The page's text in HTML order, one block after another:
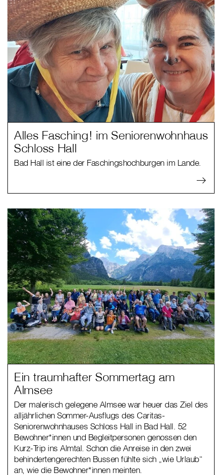
Alles Fasching! im Seniorenwohnhaus
Schloss Hall
Bad Hall ist eine der Faschingshochburgen im Lande.
Ein traumhafter Sommertag am
Almsee
Der malerisch gelegene Almsee war heuer das Ziel des
alljährlichen Sommer-Ausflugs des Caritas-
Seniorenwohnhauses Schloss Hall in Bad Hall. 52
Bewohner*innen und Begleitpersonen genossen den
Kurz-Trip ins Almtal. Schon die Anreise in den zwei
behindertengerechten Bussen fühlte sich „wie Urlaub“
an, wie die Bewohner*innen meinten.